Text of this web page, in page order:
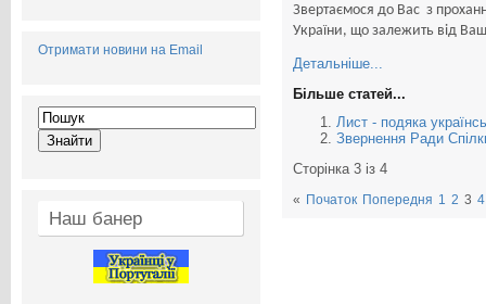
Отримати новини на Email
Наш банер
Звертаємося до Вас з
України, що залежить від
Детальніше...
Більше статей...
Лист - подяка
Звернення Ради
Сторінка 3 із 4
« Початок Попередня 1 2 3 4